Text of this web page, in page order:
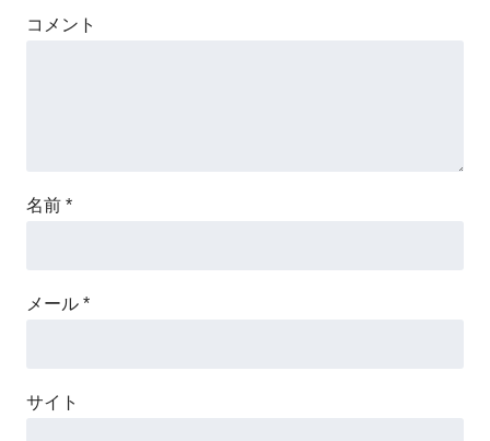
コメント
名前 *
メール *
サイト